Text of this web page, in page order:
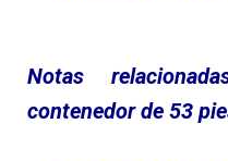
Notas
contenedor de 53